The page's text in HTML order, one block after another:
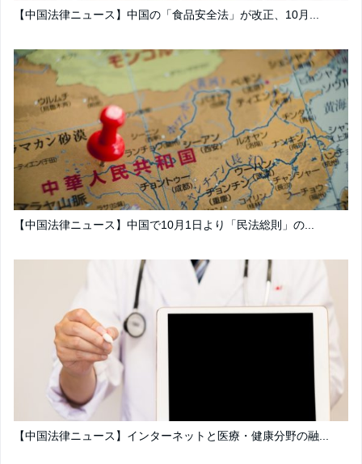
【中国法律ニュース】中国の「食品安全法」が改正、10月...
【中国法律ニュース】中国で10月1日より「民法総則」の...
【中国法律ニュース】インターネットと医療・健康分野の融...